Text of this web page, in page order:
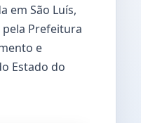
em São Luís,
Prefeitura
e
Estado do